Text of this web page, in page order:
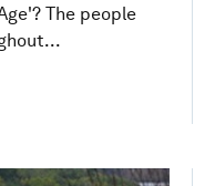
The people